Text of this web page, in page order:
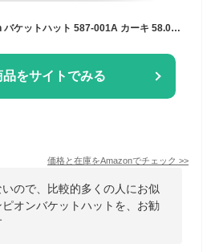
品をサイトでみる
価格と在庫をAmazonでチェック >>
ので、比較的多くの人にお似
オンバケットハットを、お勧